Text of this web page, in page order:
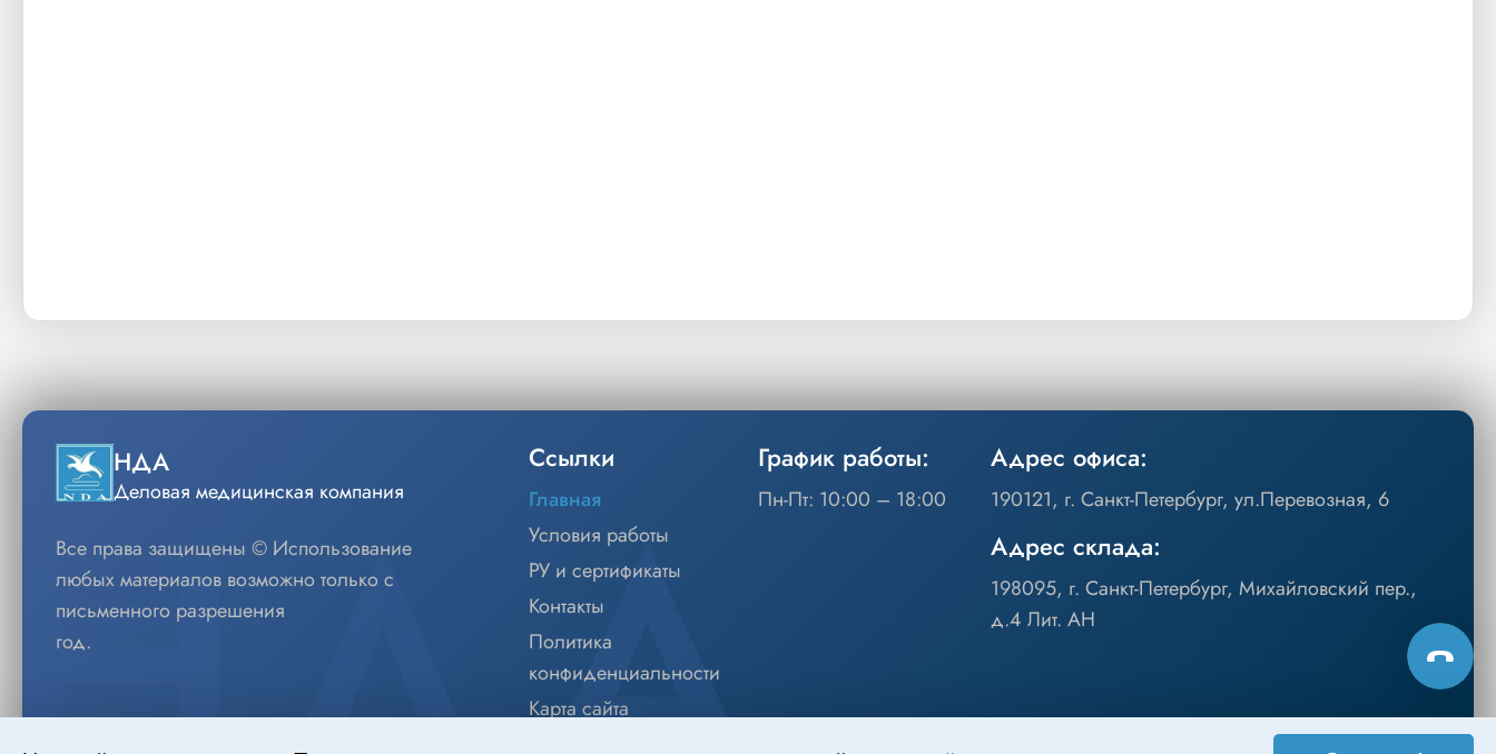
НДА
Деловая медицинская компания
Все права защищены © Использование
любых материалов возможно только с
письменного разрешения
год.
Ссылки
Главная
Условия работы
РУ и сертификаты
Контакты
Политика
конфиденциальности
Карта сайта
График работы:
Пн-Пт: 10:00 – 18:00
Адрес офиса:
190121, г. Санкт-Петербург, ул.Перевозная, 6
Адрес склада:
198095, г. Санкт-Петербург, Михайловский пер.,
д.4 Лит. АН